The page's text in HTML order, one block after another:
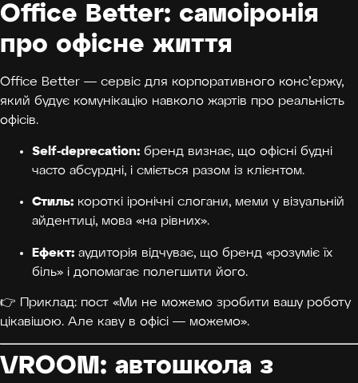
Office Better: самоіронія
про офісне життя
Office Better — сервіс для корпоративного консʼєржу,
який будує комунікацію навколо жартів про реальність
офісів.
Self-deprecation: бренд визнає, що офісні будні
часто абсурдні, і сміється разом із клієнтом.
Стиль: короткі іронічні слогани, меми у візуальній
айдентиці, мова «на рівних».
Ефект: аудиторія відчуває, що бренд «розуміє їх
біль» і допомагає полегшити його.
👉 Приклад: пост «Ми не можемо зробити вашу роботу
цікавішою. Але каву в офісі — можемо».
VROOM: автошкола з